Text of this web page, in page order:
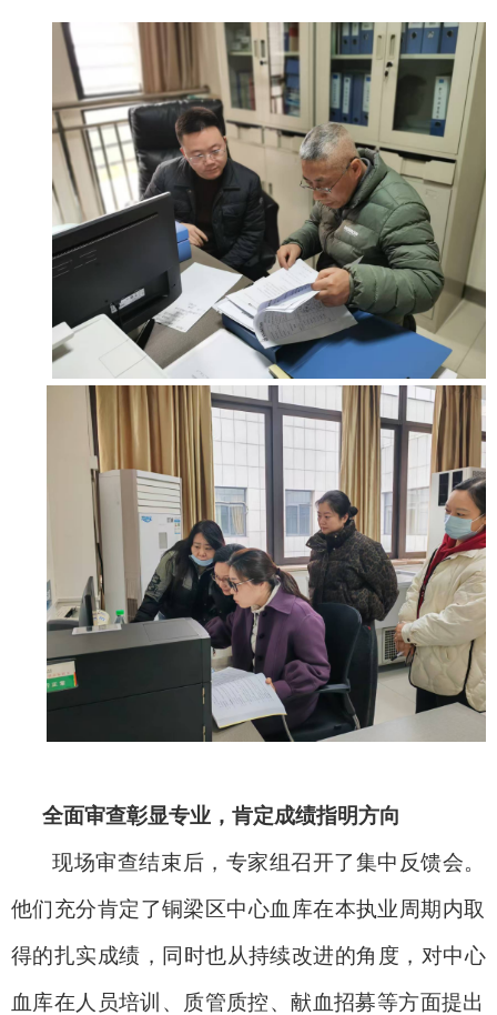
全面审查彰显专业，肯定成绩指明方向
现场审查结束后，专家组召开了集中反馈会。
他们充分肯定了铜梁区中心血库在本执业周期内取
得的扎实成绩，同时也从持续改进的角度，对中心
血库在人员培训、 质管质控、献血招募等方面提出